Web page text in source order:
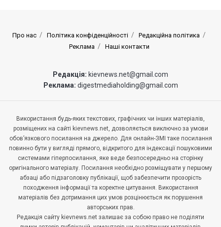
Про нас Політика конфіденційності
Редакційна політика
Реклама
Наші контакти
Редакція: kievnews.net@gmail.com
Реклама: digestmediaholding@gmail.com
Використання будь-яких текстових, графічних чи інших матеріалів,
розміщених на сайті kievnews.net, дозволяється виключно за умови
обов’язкового посилання на джерело. Для онлайн-ЗМІ таке посилання
повинно бути у вигляді прямого, відкритого для індексації пошуковими
системами гіперпосилання, яке веде безпосередньо на сторінку
оригінального матеріалу. Посилання необхідно розміщувати у першому
абзаці або підзаголовку публікації, щоб забезпечити прозорість
походження інформації та коректне цитування. Використання
матеріалів без дотримання цих умов розцінюється як порушення
авторських прав.
Редакція сайту kievnews.net залишає за собою право не поділяти